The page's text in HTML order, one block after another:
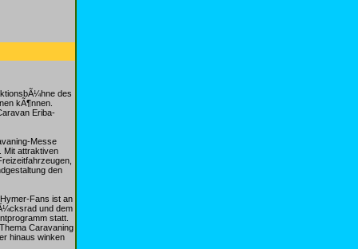
des
kÃ¶nnen.
Eriba-
Messe
Mit attraktiven
den
Fans ist an
und dem
statt.
Caravaning
hinaus winken